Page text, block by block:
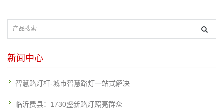
新闻中心
智慧路灯杆-城市智慧路灯一站式解决
临沂费县：1730盏新路灯照亮群众